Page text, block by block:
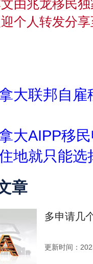
由兆龙移民
个人转发分
大联邦自
大AIPP移
地就只能
章
多申请几
更新时间：